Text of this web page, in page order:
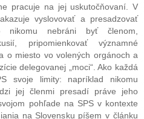
pracuje na jej uskutočňovaní. V
vyslovovať a presadzovať
nikomu nebráni byť členom,
pripomienkovať významné
o miesto vo volených orgánoch a
delegovanej „moci“. Ako každá
svoje limity: napríklad nikomu
jej členmi presadí práve jeho
pohľade na SPS v kontexte
na Slovensku píšem v článku